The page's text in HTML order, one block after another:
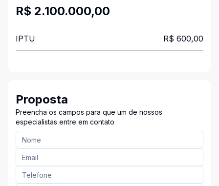
R$ 2.100.000,00
IPTU R$ 600,00
Proposta
Preencha os campos para que um de nossos
especialistas entre em contato